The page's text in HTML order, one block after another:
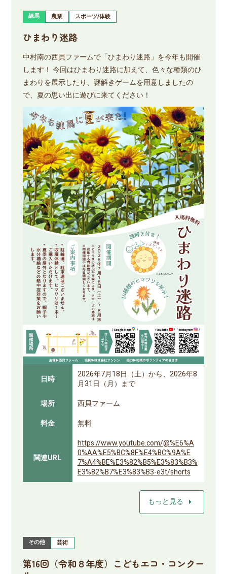
練馬 農業 スポーツ/体験
ひまわり迷路
中村南の西貝ファームで「ひまわり迷路」を今年も開催
します！ 今回はひまわり迷路に加えて、色々な種類のひ
まわりを展示したり、謎解きゲームを用意しましたの
で、夏の思い出に遊びに来てください！
日時
2026年7月18日（土）から、2026年8
月31日（月）まで
場所
西貝ファーム
料金
無料
関連URL
https://www.youtube.com/@%E6%A
0%AA%E5%BC%8F%E4%BC%9A%E
7%A4%BE%E3%82%B5%E3%83%B3%
E3%82%B7%E3%83%B3-e3t/shorts
もっと見る arrow_right
その他 芸術
第16回（令和８年度）こどもエコ・コンクー